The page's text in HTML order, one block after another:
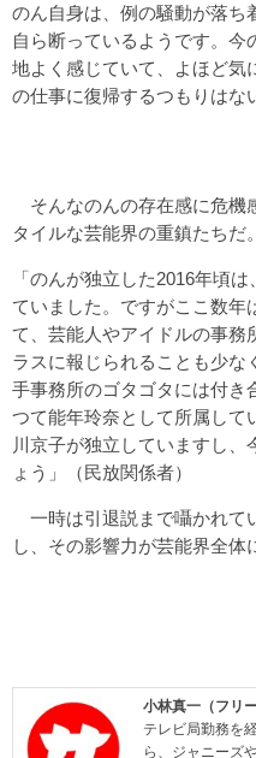
のん自身は、例の騒動が落ち
自ら断っているようです。
地よく感じていて、よほど気
の仕事に復帰するつもりはな
そんなのんの存在感に危機
タイルな芸能界の重鎮たちだ。
「のんが独立した2016年頃
ていました。ですがここ数年
て、芸能人やアイドルの事務
ラスに報じられることも少な
手事務所のゴタゴタには付き
つて能年玲奈として所属して
川京子が独立していますし、
ょう」（民放関係者）
一時は引退説まで囁かれて
し、その影響力が芸能界全体
小林真一（フリ
テレビ局勤務を
ら、ジャニーズ